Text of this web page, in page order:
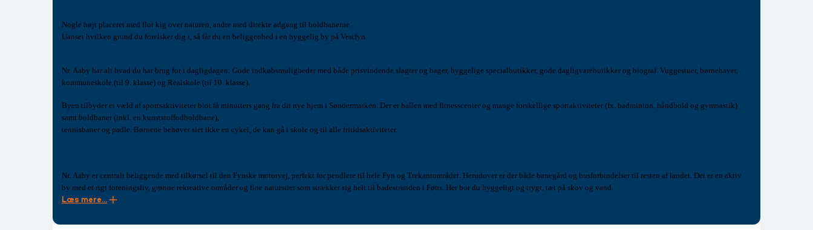
Nogle højt placeret med flot kig over naturen, andre med direkte adgang til boldbanerne.
Uanset hvilken grund du forelsker dig i, så får du en beliggenhed i en hyggelig by på Vestfyn.
Nr. Aaby har alt hvad du har brug for i dagligdagen: Gode indkøbsmuligheder med både prisvindende slagter og bager, hyggelige specialbutikker, gode dagligvarebutikker og biograf. Vuggestuer, børnehaver,
kommuneskole (til 9. klasse) og Realskole (til 10. klasse).
Byen tilbyder et væld af sportsaktiviteter blot få minutters gang fra dit nye hjem i Søndermarken. Der er hallen med fitnesscenter og mange forskellige sportaktiviteter (fx. badminton, håndbold og gymnastik)
samt boldbaner (inkl. en kunststoffodboldbane),
tennisbaner og padle. Børnene behøver slet ikke en cykel, de kan gå i skole og til alle fritidsaktiviteter.
Nr. Aaby er centralt beliggende med tilkørsel til den Fynske motorvej, perfekt for pendlere til hele Fyn og Trekantområdet. Herudover er der både banegård og busforbindelser til resten af landet. Det er en aktiv
by med et rigt foreningsliv, grønne rekreative områder og fine naturstier som strækker sig helt til badestranden i Føns. Her bor du hyggeligt og trygt, tæt på skov og vand.
Læs mere...